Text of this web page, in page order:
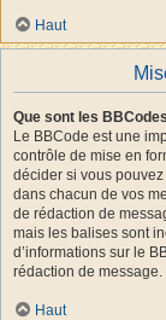
Haut
Que sont les
Le BBCode est une
contrôle de mise en
décider si vous
dans chacun de vos
de rédaction de
mais les balises sont
d’informations sur le
rédaction de message.
Haut